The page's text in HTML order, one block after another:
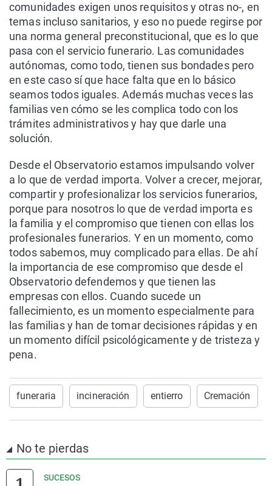
comunidades exigen unos requisitos y otras no-, en
temas incluso sanitarios, y eso no puede regirse por
una norma general preconstitucional, que es lo que
pasa con el servicio funerario. Las comunidades
autónomas, como todo, tienen sus bondades pero
en este caso sí que hace falta que en lo básico
seamos todos iguales. Además muchas veces las
familias ven cómo se les complica todo con los
trámites administrativos y hay que darle una
solución.
Desde el Observatorio estamos impulsando volver
a lo que de verdad importa. Volver a crecer, mejorar,
compartir y profesionalizar los servicios funerarios,
porque para nosotros lo que de verdad importa es
la familia y el compromiso que tienen con ellas los
profesionales funerarios. Y en un momento, como
todos sabemos, muy complicado para ellas. De ahí
la importancia de ese compromiso que desde el
Observatorio defendemos y que tienen las
empresas con ellos. Cuando sucede un
fallecimiento, es un momento especialmente para
las familias y han de tomar decisiones rápidas y en
un momento difícil psicológicamente y de tristeza y
pena.
funeraria incineración entierro Cremación
No te pierdas
SUCESOS